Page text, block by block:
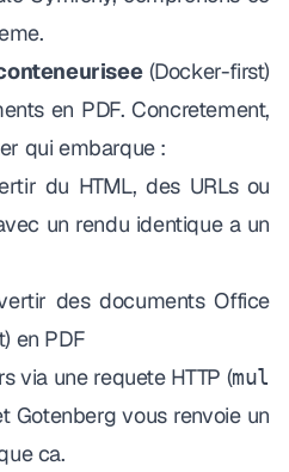
(Docker-first)
en PDF. Concretement,
qui embarque :
du HTML, des URLs ou
un rendu identique a un
des documents Office
en PDF
via une requete HTTP (mul
Gotenberg vous renvoie un
ca.